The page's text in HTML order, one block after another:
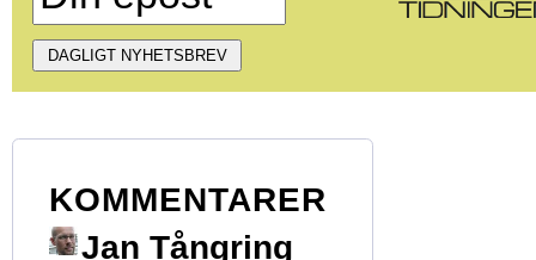
KOMMENTARER
Jan Tångring